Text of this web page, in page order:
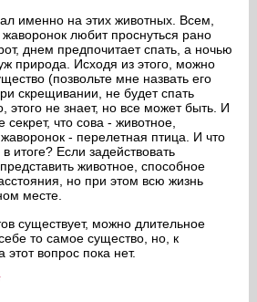
именно на этих животных. Всем,
любит проснуться рано
днем предпочитает спать, а ночью
природа. Исходя из этого, можно
(позвольте мне назвать его
скрещивании, не будет спать
этого не знает, но все может быть. И
что сова - животное,
- перелетная птица. И что
итоге? Если задействовать
животное, способное
но при этом всю жизнь
месте.
существует, можно длительное
то самое существо, но, к
вопрос пока нет.